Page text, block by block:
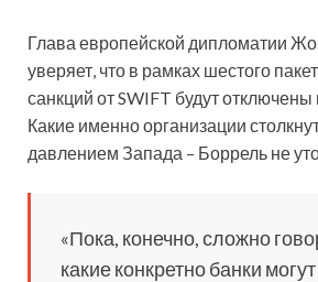
Глава европейской дипломатии
уверяет, что в рамках шестого
санкций от SWIFT будут отключены
Какие именно организации
давлением Запада – Боррель не
«Пока, конечно, сложно
какие конкретно банки